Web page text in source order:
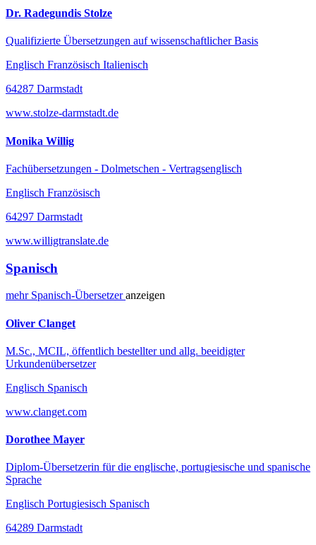
Dr. Radegundis Stolze
Qualifizierte Übersetzungen auf wissenschaftlicher Basis
Englisch Französisch Italienisch
64287 Darmstadt
www.stolze-darmstadt.de
Monika Willig
Fachübersetzungen - Dolmetschen - Vertragsenglisch
Englisch Französisch
64297 Darmstadt
www.willigtranslate.de
Spanisch
mehr Spanisch-Übersetzeranzeigen
Oliver Clanget
M.Sc., MCIL, öffentlich bestellter und allg. beeidigter
Urkundenübersetzer
Englisch Spanisch
www.clanget.com
Dorothee Mayer
Diplom-Übersetzerin für die englische, portugiesische und spanische
Sprache
Englisch Portugiesisch Spanisch
64289 Darmstadt